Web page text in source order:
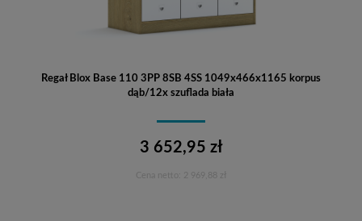
Regał Blox Base 110 3PP 8SB 4SS 1049x466x1165 korpus
dąb/12x szuflada biała
3 652,95 zł
2 969,88 zł